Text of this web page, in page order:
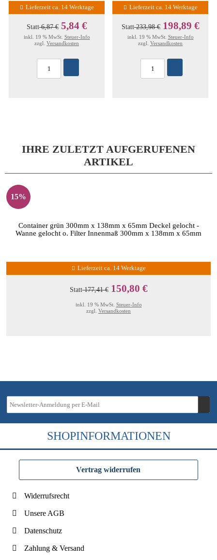
Lieferzeit ca. 14 Werktage
Statt6,87 € 5,84 €
inkl. 19 % MwSt. Steuer-Info
zzgl. Versandkosten
Lieferzeit ca. 14 Werktage
Statt233,98 € 198,89 €
inkl. 19 % MwSt. Steuer-Info
zzgl. Versandkosten
IHRE ZULETZT AUFGERUFENEN
ARTIKEL
15%
Container grün 300mm x 138mm x 65mm Deckel gelocht -
Wanne gelocht o. Filter Innenmaß 300mm x 138mm x 65mm
Lieferzeit ca. 14 Werktage
Statt177,41 € 150,80 €
inkl. 19 % MwSt. Steuer-Info
zzgl. Versandkosten
SHOPINFORMATIONEN
Vertrag widerrufen
Widerrufsrecht
Unsere AGB
Datenschutz
Zahlung & Versand